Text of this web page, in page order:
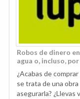
Robos de dinero
agua o, incluso,
¿Acabas de
se trata de una
asegurarla? ¿Llevas